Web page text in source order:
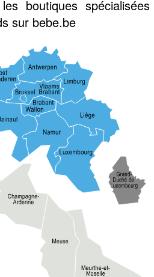
boutiques spécialisées
sur bebe.be